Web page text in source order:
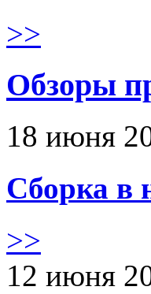
>>
Обзоры
18 июня
Сборка в
>>
12 июня